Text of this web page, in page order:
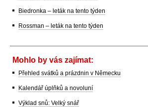
Biedronka – leták na tento týden
Rossman – leták na tento týden
Mohlo by vás zajímat:
Přehled svátků a prázdnin v Německu
Kalendář úplňků a novoluní
Výklad snů: Velký snář